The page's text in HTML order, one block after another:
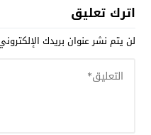
اترك تعليق
لن يتم نشر عنوان بريدك